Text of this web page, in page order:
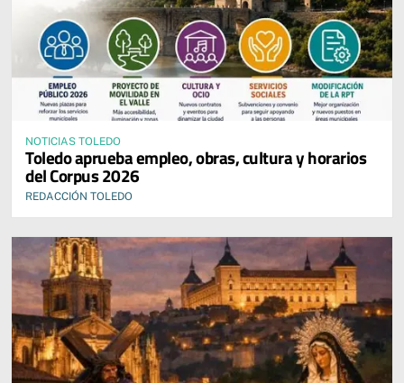
NOTICIAS TOLEDO
Toledo aprueba empleo, obras, cultura y horarios
del Corpus 2026
REDACCIÓN TOLEDO